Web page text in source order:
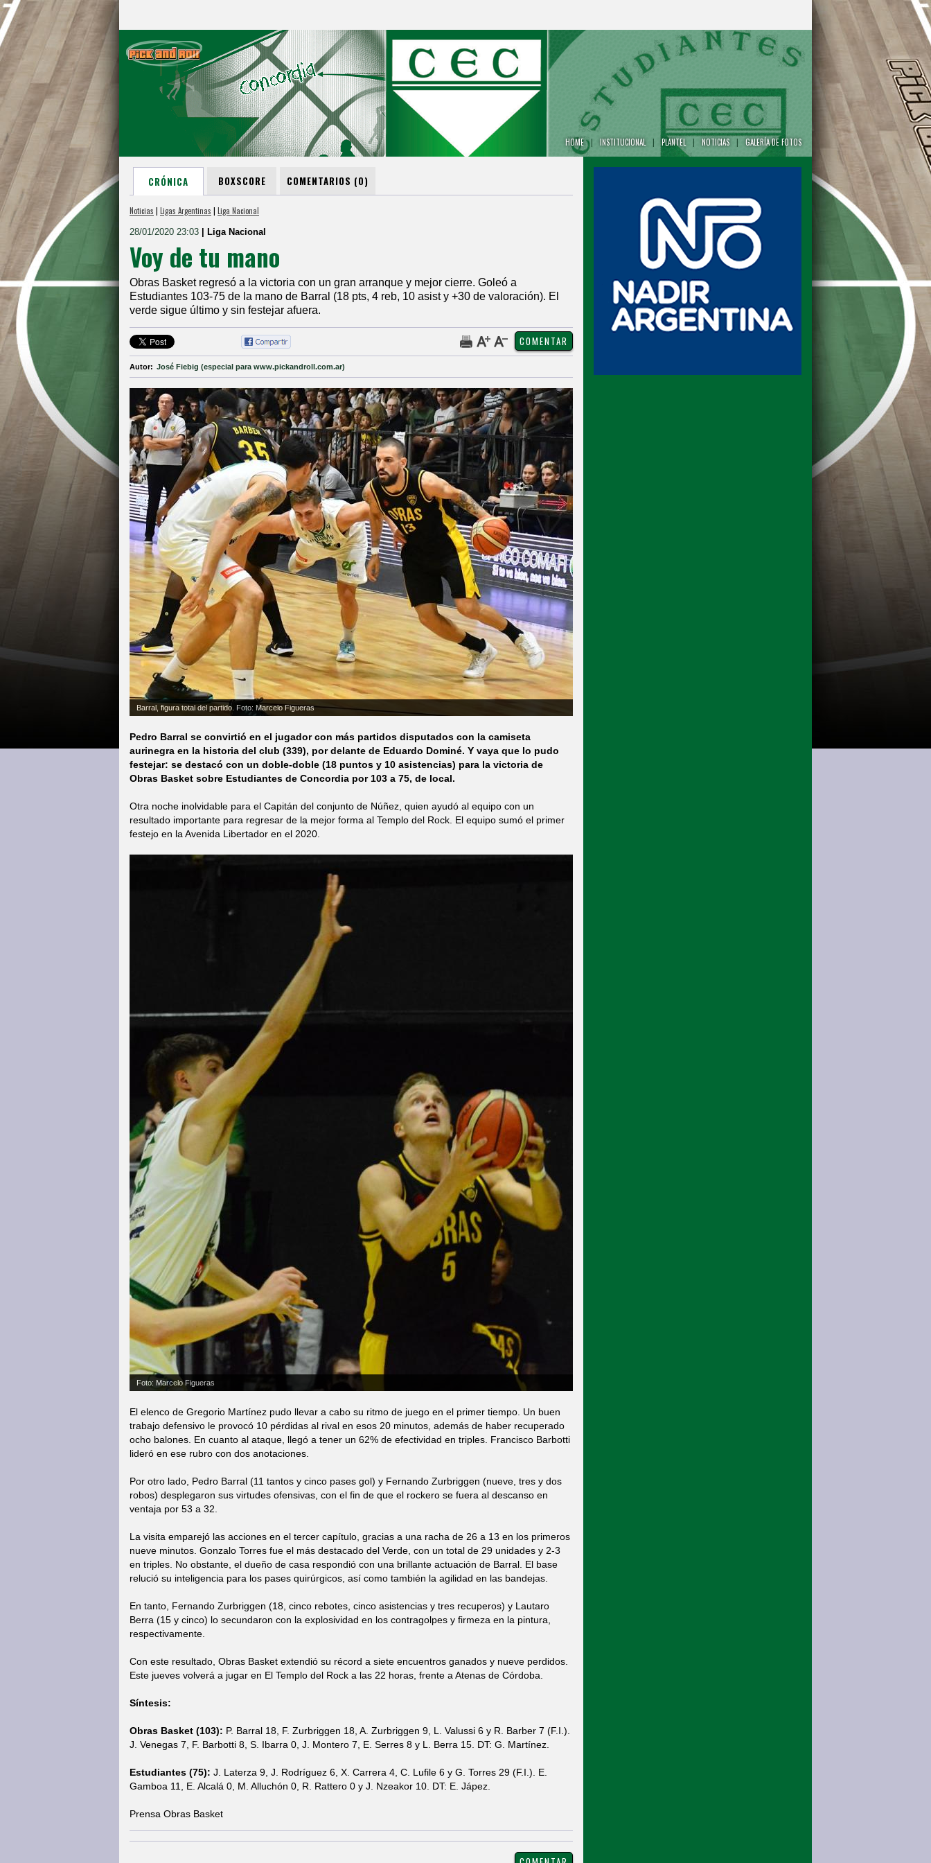
HOME | INSTITUCIONAL | PLANTEL | NOTICIAS | GALERÍA DE FOTOS
CRÓNICA BOXSCORE COMENTARIOS (0)
Noticias | Ligas Argentinas | Liga Nacional
28/01/2020 23:03 | Liga Nacional
Voy de tu mano
Obras Basket regresó a la victoria con un gran arranque y mejor cierre. Goleó a
Estudiantes 103-75 de la mano de Barral (18 pts, 4 reb, 10 asist y +30 de valoración). El
verde sigue último y sin festejar afuera.
Autor: José Fiebig (especial para www.pickandroll.com.ar)
Barral, figura total del partido. Foto: Marcelo Figueras
Pedro Barral se convirtió en el jugador con más partidos disputados con la camiseta
aurinegra en la historia del club (339), por delante de Eduardo Dominé. Y vaya que lo pudo
festejar: se destacó con un doble-doble (18 puntos y 10 asistencias) para la victoria de
Obras Basket sobre Estudiantes de Concordia por 103 a 75, de local.
Otra noche inolvidable para el Capitán del conjunto de Núñez, quien ayudó al equipo con un
resultado importante para regresar de la mejor forma al Templo del Rock. El equipo sumó el primer
festejo en la Avenida Libertador en el 2020.
Foto: Marcelo Figueras
El elenco de Gregorio Martínez pudo llevar a cabo su ritmo de juego en el primer tiempo. Un buen
trabajo defensivo le provocó 10 pérdidas al rival en esos 20 minutos, además de haber recuperado
ocho balones. En cuanto al ataque, llegó a tener un 62% de efectividad en triples. Francisco Barbotti
lideró en ese rubro con dos anotaciones.
Por otro lado, Pedro Barral (11 tantos y cinco pases gol) y Fernando Zurbriggen (nueve, tres y dos
robos) desplegaron sus virtudes ofensivas, con el fin de que el rockero se fuera al descanso en
ventaja por 53 a 32.
La visita emparejó las acciones en el tercer capítulo, gracias a una racha de 26 a 13 en los primeros
nueve minutos. Gonzalo Torres fue el más destacado del Verde, con un total de 29 unidades y 2-3
en triples. No obstante, el dueño de casa respondió con una brillante actuación de Barral. El base
relució su inteligencia para los pases quirúrgicos, así como también la agilidad en las bandejas.
En tanto, Fernando Zurbriggen (18, cinco rebotes, cinco asistencias y tres recuperos) y Lautaro
Berra (15 y cinco) lo secundaron con la explosividad en los contragolpes y firmeza en la pintura,
respectivamente.
Con este resultado, Obras Basket extendió su récord a siete encuentros ganados y nueve perdidos.
Este jueves volverá a jugar en El Templo del Rock a las 22 horas, frente a Atenas de Córdoba.
Síntesis:
Obras Basket (103): P. Barral 18, F. Zurbriggen 18, A. Zurbriggen 9, L. Valussi 6 y R. Barber 7 (F.I.).
J. Venegas 7, F. Barbotti 8, S. Ibarra 0, J. Montero 7, E. Serres 8 y L. Berra 15. DT: G. Martínez.
Estudiantes (75): J. Laterza 9, J. Rodríguez 6, X. Carrera 4, C. Lufile 6 y G. Torres 29 (F.I.). E.
Gamboa 11, E. Alcalá 0, M. Alluchón 0, R. Rattero 0 y J. Nzeakor 10. DT: E. Jápez.
Prensa Obras Basket